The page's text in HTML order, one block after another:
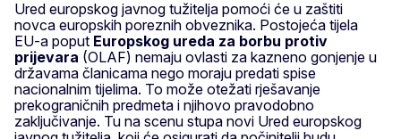
Ured europskog javnog tužitelja pomoći će u zaštiti
novca europskih poreznih obveznika. Postojeća tijela
EU-a poput Europskog ureda za borbu protiv
prijevara (OLAF) nemaju ovlasti za kazneno gonjenje u
državama članicama nego moraju predati spise
nacionalnim tijelima. To može otežati rješavanje
prekograničnih predmeta i njihovo pravodobno
zaključivanje. Tu na scenu stupa novi Ured europskog